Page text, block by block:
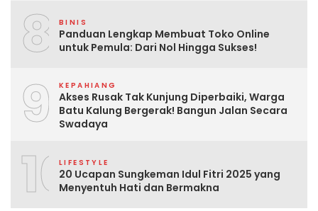
8 BINIS
Panduan Lengkap Membuat Toko Online
untuk Pemula: Dari Nol Hingga Sukses!
9 KEPAHIANG
Akses Rusak Tak Kunjung Diperbaiki, Warga
Batu Kalung Bergerak! Bangun Jalan Secara
Swadaya
10LIFESTYLE
20 Ucapan Sungkeman Idul Fitri 2025 yang
Menyentuh Hati dan Bermakna